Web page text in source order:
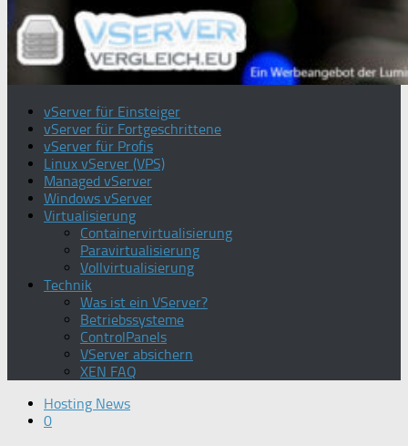
vServer für Einsteiger
vServer für Fortgeschrittene
vServer für Profis
Linux vServer (VPS)
Managed vServer
Windows vServer
Virtualisierung
Containervirtualisierung
Paravirtualisierung
Vollvirtualisierung
Technik
Was ist ein VServer?
Betriebssysteme
ControlPanels
VServer absichern
XEN FAQ
Hosting News
0